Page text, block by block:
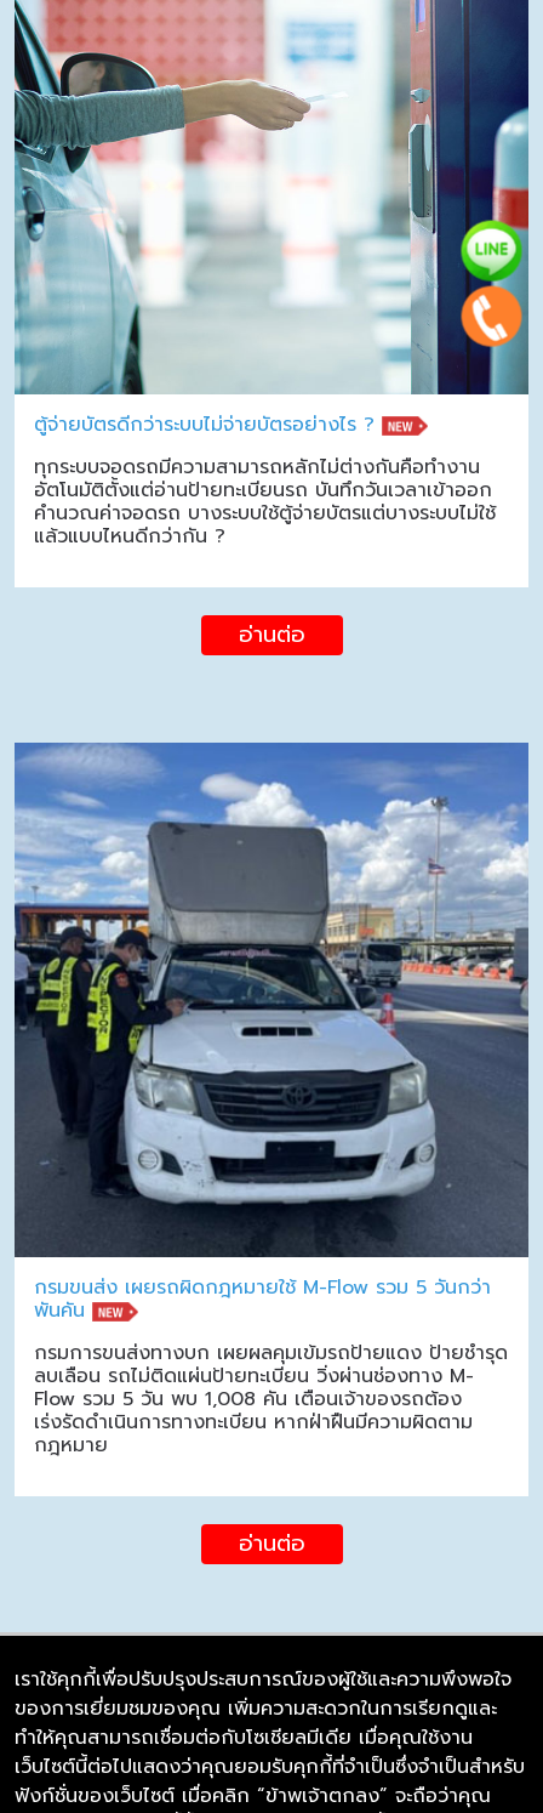
ตู้จ่ายบัตรดีกว่าระบบไม่จ่ายบัตรอย่างไร ?
ทุกระบบจอดรถมีความสามารถหลักไม่ต่างกันคือทำงาน
อัตโนมัติตั้งแต่อ่านป้ายทะเบียนรถ บันทึกวันเวลาเข้าออก
คำนวณค่าจอดรถ บางระบบใช้ตู้จ่ายบัตรแต่บางระบบไม่ใช้
แล้วแบบไหนดีกว่ากัน ?
อ่านต่อ
กรมขนส่ง เผยรถผิดกฎหมายใช้ M-Flow รวม 5 วันกว่า
พันคัน
กรมการขนส่งทางบก เผยผลคุมเข้มรถป้ายแดง ป้ายชำรุด
ลบเลือน รถไม่ติดแผ่นป้ายทะเบียน วิ่งผ่านช่องทาง M-
Flow รวม 5 วัน พบ 1,008 คัน เตือนเจ้าของรถต้อง
เร่งรัดดำเนินการทางทะเบียน หากฝ่าฝืนมีความผิดตาม
กฎหมาย
อ่านต่อ
บริษัท ซิมลิงค์ จำกัด
98/226 Bangrakyai-Baanmai Road,
Bangyai, Nonthaburi 11140
เราใช้คุกกี้เพื่อปรับปรุงประสบการณ์ของผู้ใช้และความพึงพอใจ
ของการเยี่ยมชมของคุณ เพิ่มความสะดวกในการเรียกดูและ
ทำให้คุณสามารถเชื่อมต่อกับโซเชียลมีเดีย เมื่อคุณใช้งาน
เว็บไซต์นี้ต่อไปแสดงว่าคุณยอมรับคุกกี้ที่จำเป็นซึ่งจำเป็นสำหรับ
ฟังก์ชั่นของเว็บไซต์ เมื่อคลิก “ข้าพเจ้าตกลง” จะถือว่าคุณ